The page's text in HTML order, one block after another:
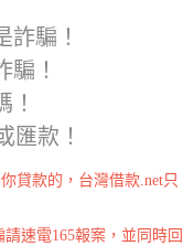
騙！
！
匯款！
貸款的，台灣借款.net只
速電165報案，並同時回